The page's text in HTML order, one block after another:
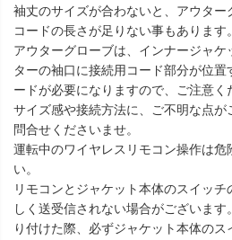
袖丈のサイズが合わないと、アウター
コードの長さが足りない事もあります。
アウターグローブは、インナージャケ
ターの袖口に接続用コード部分が位
ードが必要になりますので、ご注意く
サイズ感や接続方法に、ご不明な点が
問合せくださいませ。
運転中のワイヤレスリモコン操作は危
い。
リモコンとジャケット本体のスイッ
しく送受信されない場合がございま
り付けた際、必ずジャケット本体の